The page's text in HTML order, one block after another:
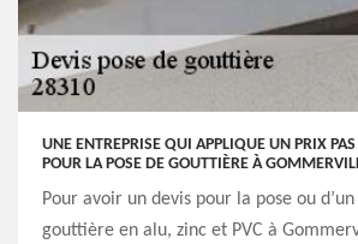
UNE ENTREPRISE QUI APPLIQUE UN PRIX PAS
POUR LA POSE DE GOUTTIÈRE À
Pour avoir un devis pour la pose ou
gouttière en alu, zinc et PVC à